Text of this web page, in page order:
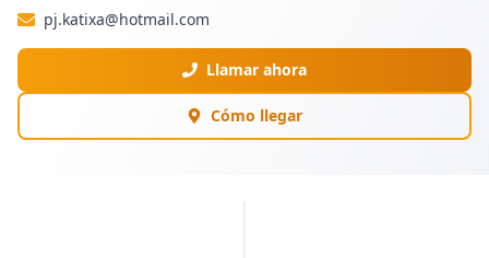
pj.katixa@hotmail.com
Llamar ahora
Cómo llegar